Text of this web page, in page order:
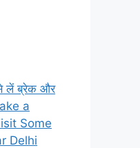
लें ब्रेक और
a
Some
Delhi